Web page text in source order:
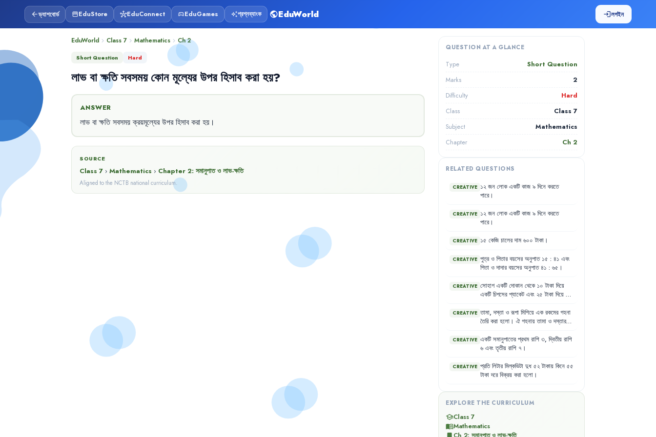
arrow_backড্যাশবোর্ড storefrontEduStore hubEduConnect sports_esportsEduGames auto_awesomeপ্রশ্নব্যাংক publicEduWorld loginলগইন
EduWorld chevron_right Class 7 chevron_right Mathematics chevron_right Ch2
Short Question Hard
লাভ বা ক্ষতি সবসময় কোন মূল্যের উপর হিসাব করা হয়?
ANSWER
লাভ বা ক্ষতি সবসময় ক্রয়মূল্যের উপর হিসাব করা হয়।
SOURCE
Class 7 › Mathematics › Chapter 2: সমানুপাত ও লাভ-ক্ষতি
Aligned to the NCTB national curriculum.
QUESTION AT A GLANCE
Type Short Question
Marks 2
Difficulty Hard
Class Class 7
Subject Mathematics
Chapter Ch 2
RELATED QUESTIONS
CREATIVE ১২ জন লোক একটি কাজ ৯ দিনে করতে
পারে ।
CREATIVE ১২ জন লোক একটি কাজ ৯ দিনে করতে
পারে ।
CREATIVE ১৫ কেজি চালের দাম ৬০০ টাকা ।
CREATIVE পুত্র ও পিতার বয়সের অনুপাত ১৫ : ৪১ এবং
পিতা ও দাদার বয়সের অনুপাত ৪১ : ৬৫ ।
CREATIVE সোহাগ একটি দোকান থেকে ১০ টাকা দিয়ে
একটি চিপসের প্যাকেট এবং ২৫ টাকা দিয়ে ১
শিক্ষার্থীর সংখ্যা ৭০ জন। এদের মধ্যে ছাত্র
৫০ জন এবং ছাত্রী ২০ জন।
CREATIVE তামা, দস্তা ও রূপা মিশিয়ে এক রকমের গহনা
তৈরি করা হলো । ঐ গহনায় তামা ও দস্তার
: ৫।
CREATIVE একটি সমানুপাতের প্রথম রাশি ৩, দ্বিতীয় রাশি
৬ এবং তৃতীয় রাশি ৭ ।
CREATIVE প্রতি লিটার মিল্কভিটা দুধ ৫২ টাকায় কিনে ৫৫
টাকা দরে বিক্রয় করা হলো ।
EXPLORE THE CURRICULUM
schoolClass 7
menu_bookMathematics
bookmark